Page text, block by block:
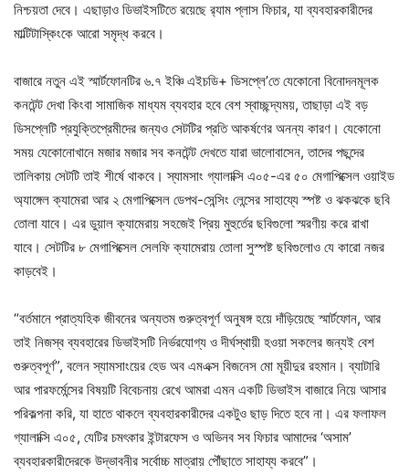
নিশ্চয়তা দেবে। এছাড়াও ডিভাইসটিতে রয়েছে র‍্যাম প্লাস ফিচার, যা ব্যবহারকারীদের
মাল্টিটাস্কিংকে আরো সমৃদ্ধ করবে।
বাজারে নতুন এই স্মার্টফোনটির ৬.৭ ইঞ্চি এইচডি+ ডিসপ্লে’তে যেকোনো বিনোদনমূলক
কনটেন্ট দেখা কিংবা সামাজিক মাধ্যম ব্যবহার হবে বেশ স্বাচ্ছন্দ্যময়, তাছাড়া এই বড়
ডিসপ্লেটি প্রযুক্তিপ্রেমীদের জন্যও সেটটির প্রতি আকর্ষণের অনন্য কারণ। যেকোনো
সময় যেকোনোখানে মজার মজার সব কনটেন্ট দেখতে যারা ভালোবাসেন, তাদের পছন্দের
তালিকায় সেটটি তাই শীর্ষে থাকবে। স্যামসাং গ্যালাক্সি এ০৫-এর ৫০ মেগাপিক্সেল ওয়াইড
অ্যাঙ্গেল ক্যামেরা আর ২ মেগাপিক্সেল ডেপথ-সেন্সিং লেন্সের সাহায্যে স্পষ্ট ও ঝকঝকে ছবি
তোলা যাবে। এর ডুয়াল ক্যামেরায় সহজেই প্রিয় মুহুর্তের ছবিগুলো স্মরণীয় করে রাখা
যাবে। সেটটির ৮ মেগাপিক্সেল সেলফি ক্যামেরায় তোলা সুস্পষ্ট ছবিগুলোও যে কারো নজর
কাড়বেই।
“বর্তমানে প্রাত্যহিক জীবনের অন্যতম গুরুত্বপূর্ণ অনুষঙ্গ হয়ে দাঁড়িয়েছে স্মার্টফোন, আর
তাই নিজস্ব ব্যবহারের ডিভাইসটি নির্ভরযোগ্য ও দীর্ঘস্থায়ী হওয়া সকলের জন্যই বেশ
গুরুত্বপূর্ণ”, বলেন স্যামসাংয়ের হেড অব এমএক্স বিজনেস মো মূয়ীদুর রহমান। ব্যাটারি
আর পারফর্মেন্সের বিষয়টি বিবেচনায় রেখে আমরা এমন একটি ডিভাইস বাজারে নিয়ে আসার
পরিকল্পনা করি, যা হাতে থাকলে ব্যবহারকারীদের একটুও ছাড় দিতে হবে না। এর ফলাফল
গ্যালাক্সি এ০৫, যেটির চমৎকার ইন্টারফেস ও অভিনব সব ফিচার আমাদের ‘অসাম’
ব্যবহারকারীদেরকে উদ্ভাবনীর সর্বোচ্চ মাত্রায় পৌঁছাতে সাহায্য করবে”।